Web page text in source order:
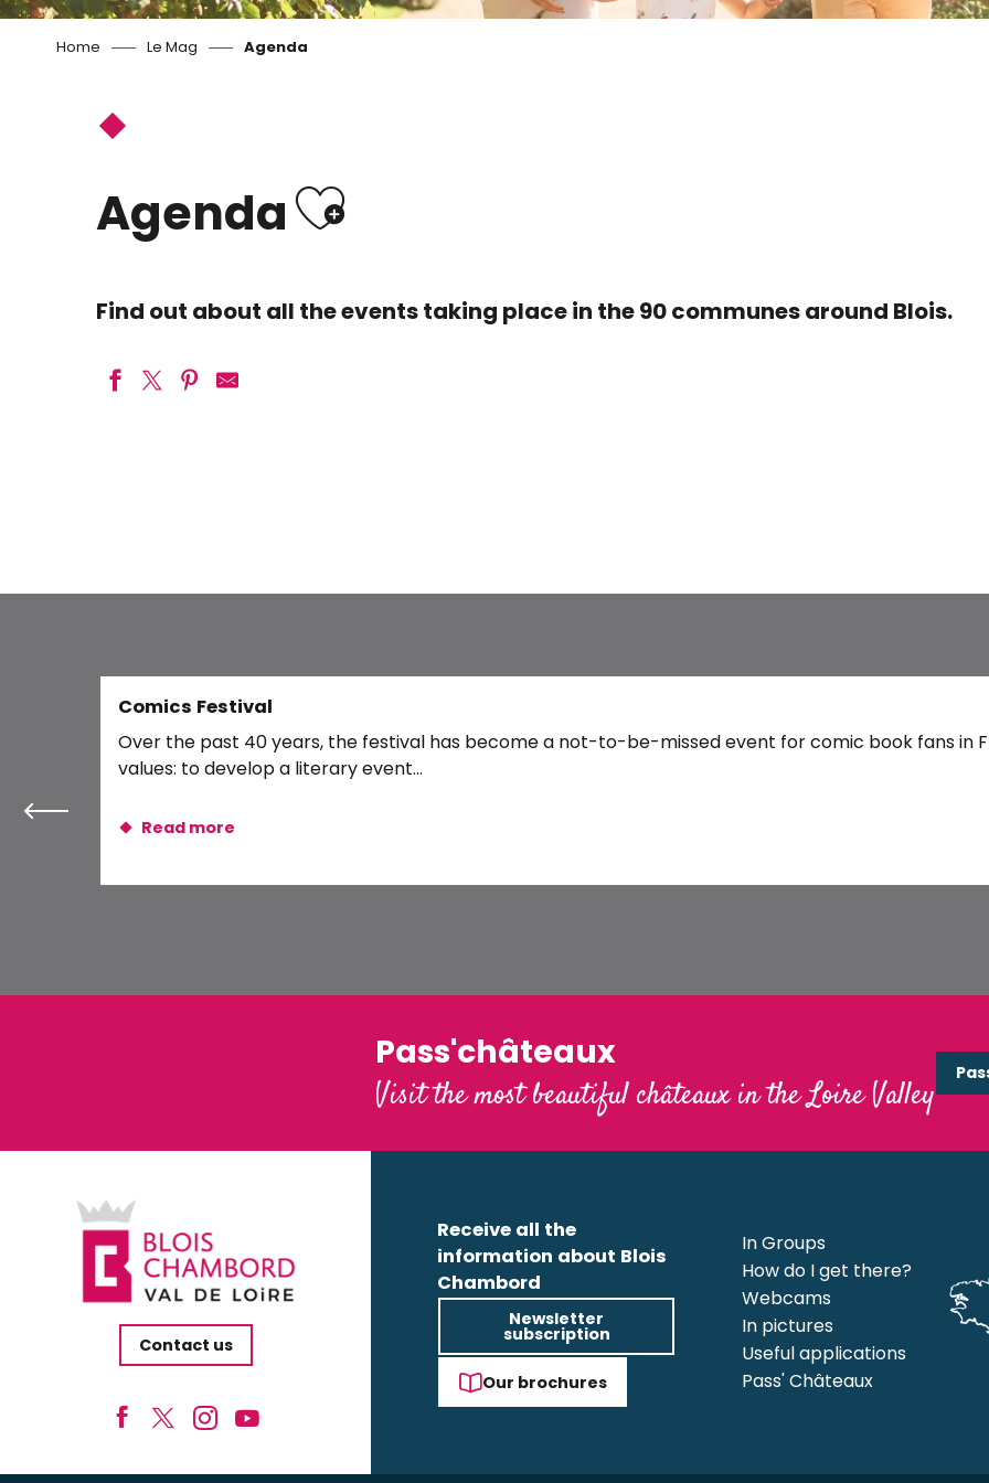
Home Le Mag Agenda
AgendaAjouter aux favoris
Find out about all the events taking place in the 90 communes around Blois.
Exposition bd : Les géniales inventions de Leonard le renard
Visite de la vigne au vin et dégustation
Comics Festival
Over the past 40 years, the festival has become a not-to-be-missed event for comic book fans in
values: to develop a literary event...
Read more
Pass'châteaux
Visit the most beautiful châteaux in the Loire Valley
Contact us
Receive all the
information about Blois
Chambord
Newsletter
subscription
Our brochures
In Groups
How do I get there?
Webcams
In pictures
Useful applications
Pass' Châteaux